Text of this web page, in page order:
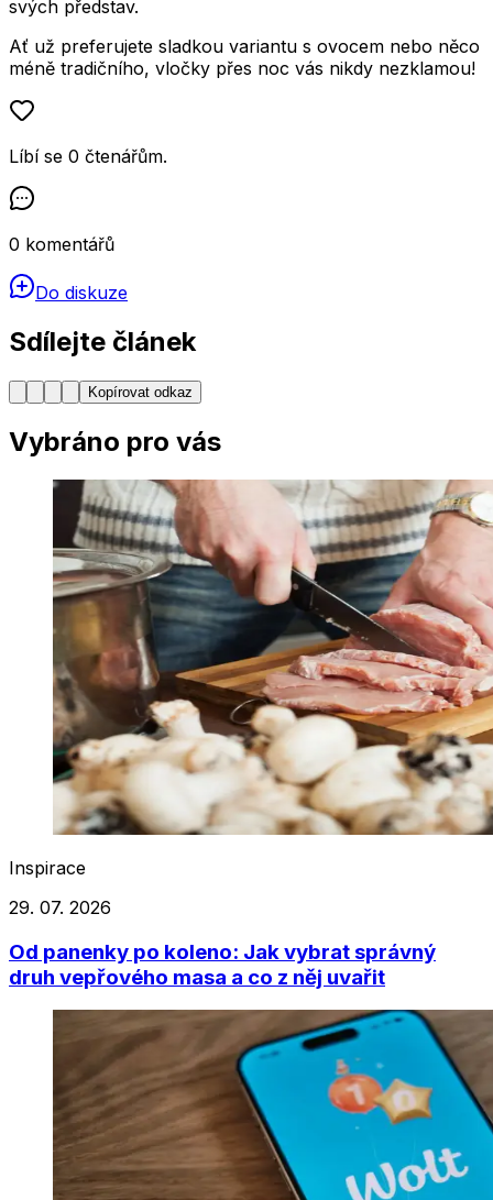
svých představ.
Ať už preferujete sladkou variantu s ovocem nebo něco
méně tradičního, vločky přes noc vás nikdy nezklamou!
Líbí se 0 čtenářům.
0 komentářů
Do diskuze
Sdílejte článek
Kopírovat odkaz
Vybráno pro vás
Inspirace
29. 07. 2026
Od panenky po koleno: Jak vybrat správný
druh vepřového masa a co z něj uvařit